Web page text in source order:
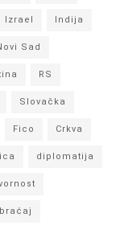
Izrael Indija
Sad
RS
Slovačka
Fico Crkva
diplomatija